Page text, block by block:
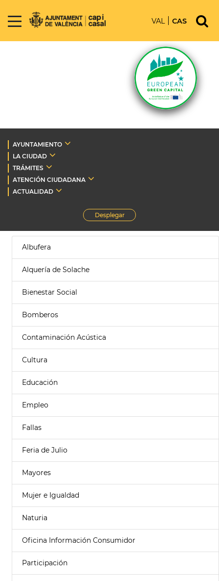
VAL CAS
AYUNTAMIENTO
LA CIUDAD
TRÁMITES
ATENCIÓN CIUDADANA
ACTUALIDAD
Desplegar
Albufera
Alquería de Solache
Bienestar Social
Bomberos
Contaminación Acústica
Cultura
Educación
Empleo
Fallas
Feria de Julio
Mayores
Mujer e Igualdad
Naturia
Oficina Información Consumidor
Participación